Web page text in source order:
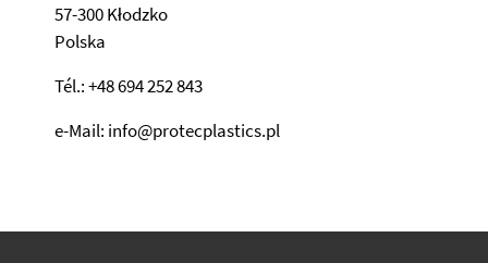
57-300 Kłodzko
Polska
Tél.: +48 694 252 843
e-Mail: info@protecplastics.pl